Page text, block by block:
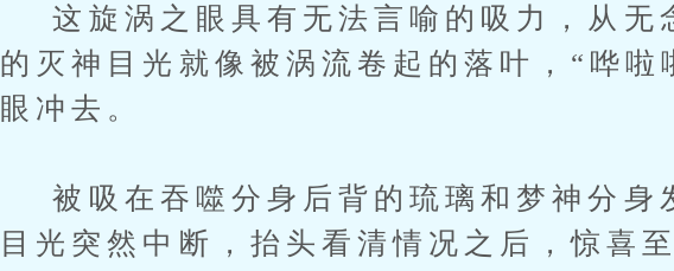
这旋涡之眼具有无法言喻的吸力，从无
的灭神目光就像被涡流卷起的落叶，“哗啦
眼冲去。
被吸在吞噬分身后背的琉璃和梦神分身
目光突然中断，抬头看清情况之后，惊喜